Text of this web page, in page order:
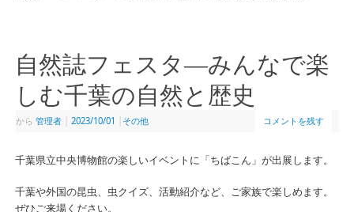
自然誌フェスタ―みんなで楽
しむ千葉の自然と歴史
から 管理者 2023/10/01 その他 コメントを残す
千葉県立中央博物館の楽しいイベントに「ちばこん」が出展します。
千葉や外国の昆虫、虫クイズ、活動紹介など、ご家族で楽しめます。
ぜひご来場ください。